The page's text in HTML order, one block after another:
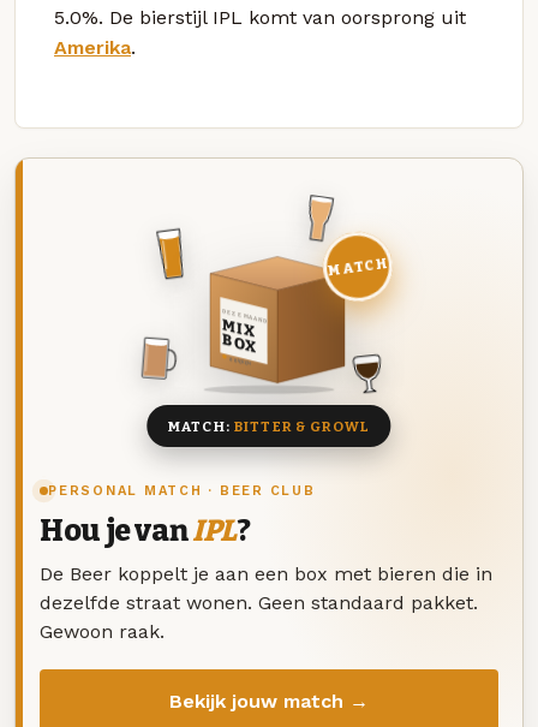
5.0%. De bierstijl IPL komt van oorsprong uit
Amerika.
PERSONAL MATCH · BEER CLUB
Hou je vanIPL?
De Beer koppelt je aan een box met bieren die in
dezelfde straat wonen. Geen standaard pakket.
Gewoon raak.
Bekijk jouw match →
DEZE MAAND
MIX
BOX
8 BIEREN
MATCH
MATCH: BITTER & GROWL